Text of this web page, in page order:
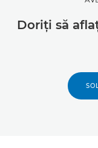
Doriţi să